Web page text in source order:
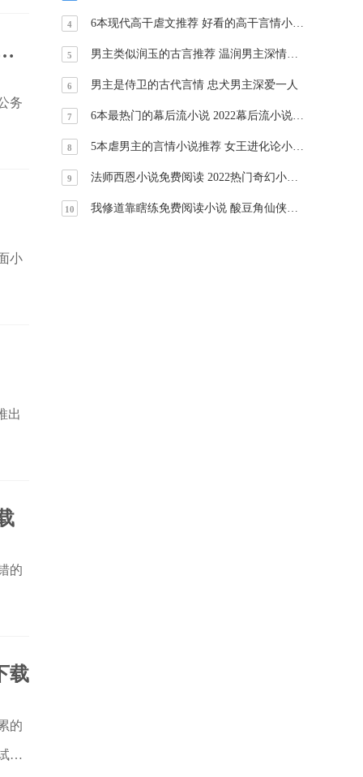
务员考试类比推理题练习与解析
务
小
出
的
载
的
4 6本现代高干虐文推荐 好看的高干言情小说推荐
5 男主类似润玉的古言推荐 温润男主深情守护
6 男主是侍卫的古代言情 忠犬男主深爱一人
7 6本最热门的幕后流小说 2022幕后流小说推荐
8 5本虐男主的言情小说推荐 女王进化论小说超级好看
9 法师西恩小说免费阅读 2022热门奇幻小说推荐
10 我修道靠瞎练免费阅读小说 酸豆角仙侠修真小说推荐